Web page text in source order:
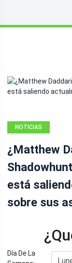
NOTICIAS
¿Matthew
está
sobre sus
Día De La